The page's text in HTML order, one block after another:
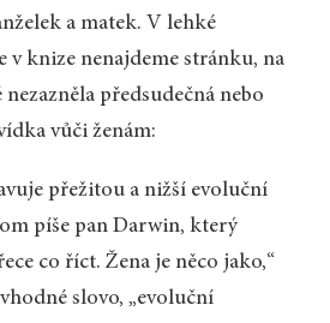
a matek. V lehké
v knize nenajdeme stránku, na
předsudečná nebo
vůči ženám:
přežitou a nižší evoluční
píše pan Darwin, který
co říct. Žena je něco jako,“
slovo, „evoluční